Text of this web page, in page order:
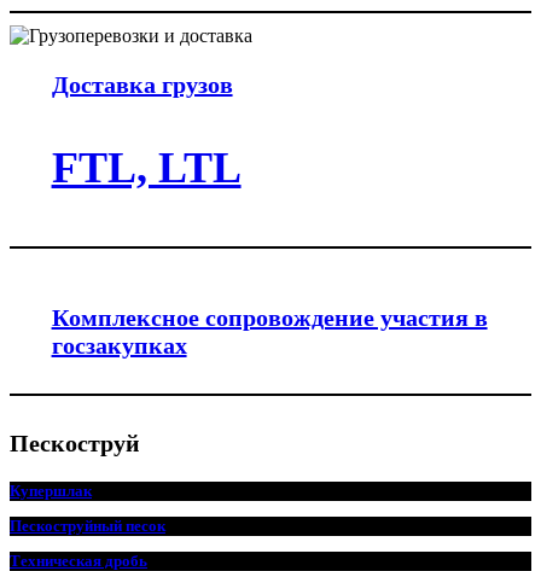
Доставка грузов
FTL, LTL
Комплексное сопровождение участия в
госзакупках
Пескоструй
Купершлак
Пескоструйный песок
Техническая дробь